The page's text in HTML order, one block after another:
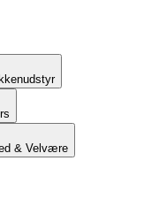
& Velvære